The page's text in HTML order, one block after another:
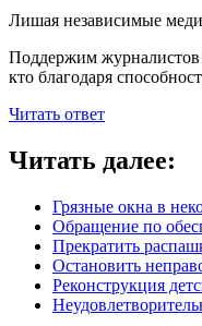
Лишая независимые
Поддержим журналистов
кто благодаря
Читать ответ
Читать далее:
Грязные окна в
Обращение по
Прекратить
Остановить
Реконструкция